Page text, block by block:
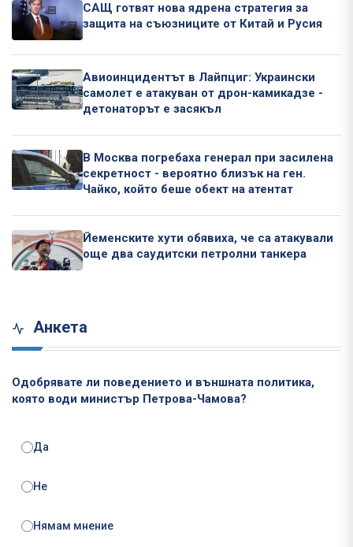
САЩ готвят нова ядрена стратегия за
защита на съюзниците от Китай и Русия
Авиоинцидентът в Лайпциг: Украински
самолет е атакуван от дрон-камикадзе -
детонаторът е засякъл
В Москва погребаха генерал при засилена
секретност - вероятно близък на ген.
Чайко, който беше обект на атентат
Йеменските хути обявиха, че са атакували
още два саудитски петролни танкера
Анкета
Одобрявате ли поведението и външната политика,
която води министър Петрова-Чамова?
Да
Не
Нямам мнение